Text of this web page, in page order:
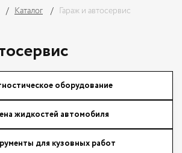
Каталог Гараж и автосервис
оборудование
жидкостей автомобиля
для кузовных работ